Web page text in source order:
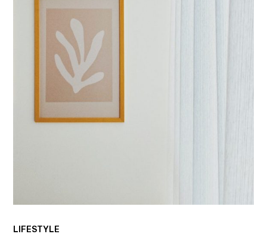
LIFESTYLE